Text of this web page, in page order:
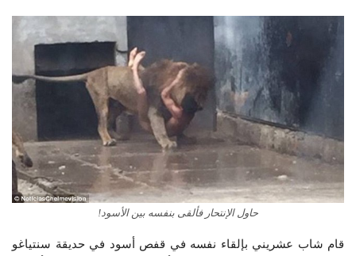
حاول الإنتحار فألقى بنفسه بين الأسود!
قام شاب عشريني بإلقاء نفسه في قفص أسود في حديقة سنتياغو